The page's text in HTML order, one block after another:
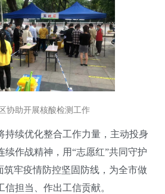
协助开展核酸检测工作
续优化整合工作力量，主动投身
续作战精神，用“志愿红”共同守护
筑牢疫情防控坚固防线，为全市做
担当、作出工信贡献。